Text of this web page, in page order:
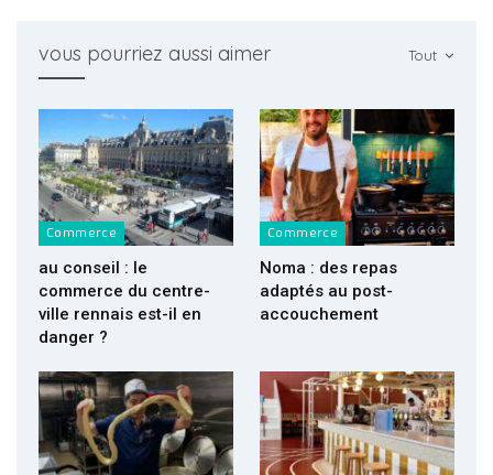
Tout
vous pourriez aussi aimer
Commerce
au conseil : le
commerce du centre-
ville rennais est-il en
danger ?
Commerce
Noma : des repas
adaptés au post-
accouchement